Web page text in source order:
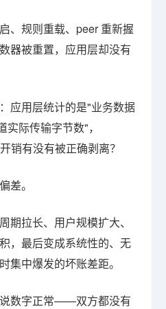
、规则重载、peer 重新握
器被重置，应用层却没有
应用层统计的是"业务数据
际传输字节数"，
销有没有被正确剥离？
差。
期拉长、用户规模扩大、
，最后变成系统性的、无
集中爆发的坏账差距。
数字正常——双方都没有